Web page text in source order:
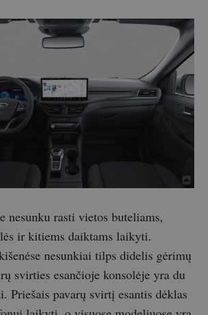
nesunku rasti vietos buteliams,
ir kitiems daiktams laikyti.
nesunkiai tilps didelis gėrimų
svirties esančioje konsolėje yra du
Priešais pavarų svirtį esantis dėklas